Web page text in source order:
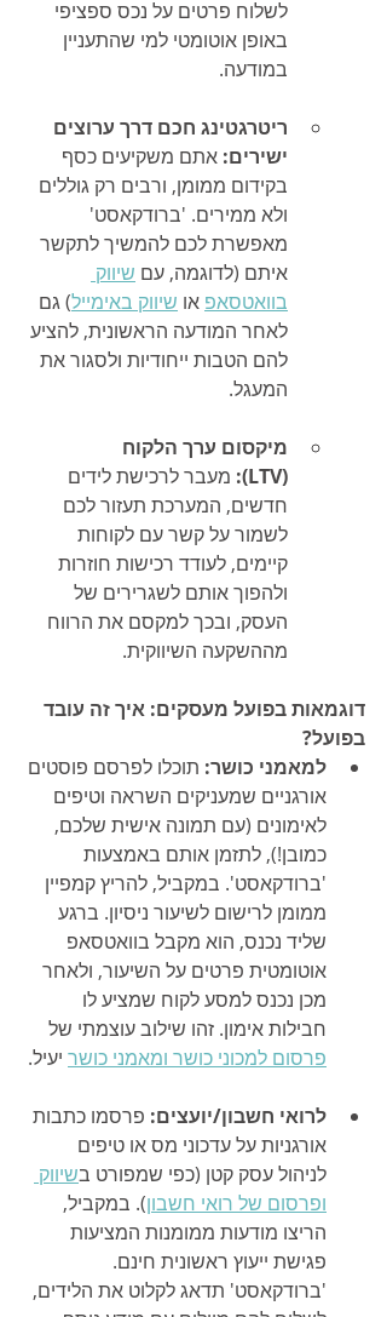
לשלוח פרטים על נכס ספציפי
באופן אוטומטי למי שהתעניין
במודעה.
ריטרגטינג חכם דרך ערוצים
ישירים: אתם משקיעים כסף
בקידום ממומן, ורבים רק גוללים
ולא ממירים. 'ברודקאסט'
מאפשרת לכם להמשיך לתקשר
איתם (לדוגמה, עם שיווק
בוואטסאפ או שיווק באימייל) גם
לאחר המודעה הראשונית, להציע
להם הטבות ייחודיות ולסגור את
המעגל.
מיקסום ערך הלקוח
(LTV):
מעבר לרכישת לידים
חדשים, המערכת תעזור לכם
לשמור על קשר עם לקוחות
קיימים, לעודד רכישות חוזרות
ולהפוך אותם לשגרירים של
העסק, ובכך למקסם את הרווח
מההשקעה השיווקית.
דוגמאות בפועל מעסקים: איך זה עובד
בפועל?
למאמני כושר: תוכלו לפרסם פוסטים
אורגניים שמעניקים השראה וטיפים
לאימונים (עם תמונה אישית שלכם,
כמובן!), לתזמן אותם באמצעות
'ברודקאסט'. במקביל, להריץ קמפיין
ממומן לרישום לשיעור ניסיון. ברגע
שליד נכנס, הוא מקבל בוואטסאפ
אוטומטית פרטים על השיעור, ולאחר
מכן נכנס למסע לקוח שמציע לו
חבילות אימון. זהו שילוב עוצמתי של
פרסום למכוני כושר ומאמני כושר יעיל.
לרואי חשבון/יועצים: פרסמו כתבות
אורגניות על עדכוני מס או טיפים
לניהול עסק קטן (כפי שמפורט בשיווק
ופרסום של רואי חשבון). במקביל,
הריצו מודעות ממומנות המציעות
פגישת ייעוץ ראשונית חינם.
'ברודקאסט' תדאג לקלוט את הלידים,